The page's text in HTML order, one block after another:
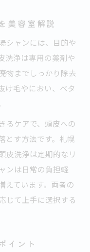
美容室解説
シャンには、目的や
洗浄は専用の薬剤や
物までしっかり除去
け毛やにおい、ベタ
るケアで、頭皮への
とす方法です。札幌
皮洗浄は定期的なリ
ンは日常の負担軽
えています。両者の
じて上手に選択する
イント